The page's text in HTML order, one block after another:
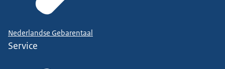
Nederlandse Gebarentaal
Service